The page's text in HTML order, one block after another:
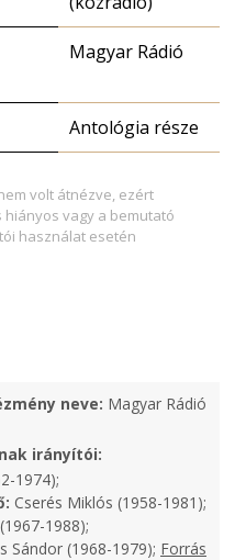
Magyar Rádió
Antológia része
volt átnézve, ezért
vagy a bemutató
használat esetén
neve: Magyar Rádió
irányítói:
1974);
Cserés Miklós (1958-1981);
1988);
Sándor (1968-1979); Forrás